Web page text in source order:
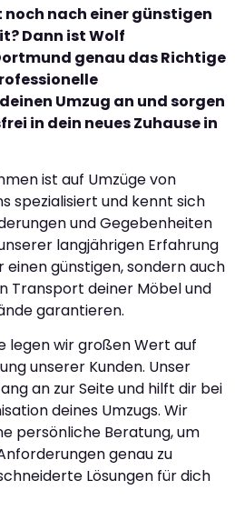
noch nach einer günstigen
Dann ist Wolf
genau das Richtige
Umzug an und sorgen
in dein neues Zuhause in
ist auf Umzüge von
spezialisiert und kennt sich
und Gegebenheiten
langjährigen Erfahrung
günstigen, sondern auch
Transport deiner Möbel und
garantieren.
legen wir großen Wert auf
unserer Kunden. Unser
an zur Seite und hilft dir bei
deines Umzugs. Wir
persönliche Beratung, um
genau zu
Lösungen für dich